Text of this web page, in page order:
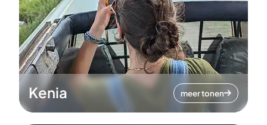
Kenia meer tonen